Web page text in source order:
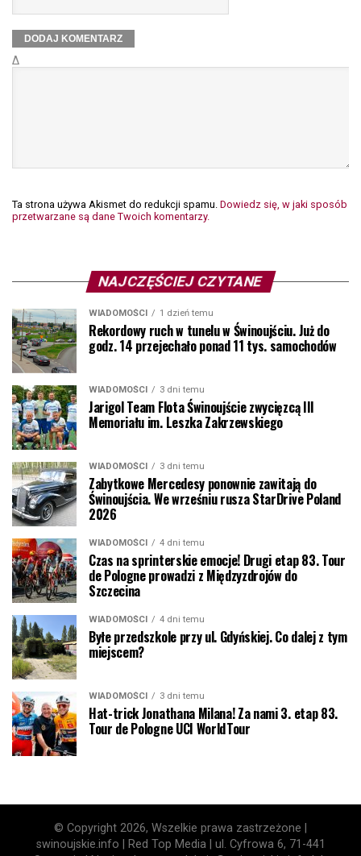
Δ
Ta strona używa Akismet do redukcji spamu. Dowiedz się, w jaki sposób
przetwarzane są dane Twoich komentarzy.
NAJCZĘŚCIEJ CZYTANE
WIADOMOŚCI 1 dzień temu
Rekordowy ruch w tunelu w Świnoujściu. Już do
godz. 14 przejechało ponad 11 tys. samochodów
WIADOMOŚCI 3 dni temu
Jarigol Team Flota Świnoujście zwycięzcą III
Memoriału im. Leszka Zakrzewskiego
WIADOMOŚCI 3 dni temu
Zabytkowe Mercedesy ponownie zawitają do
Świnoujścia. We wrześniu rusza StarDrive Poland
2026
WIADOMOŚCI 4 dni temu
Czas na sprinterskie emocje! Drugi etap 83. Tour
de Pologne prowadzi z Międzyzdrojów do
Szczecina
WIADOMOŚCI 4 dni temu
Byłe przedszkole przy ul. Gdyńskiej. Co dalej z tym
miejscem?
WIADOMOŚCI 3 dni temu
Hat-trick Jonathana Milana! Za nami 3. etap 83.
Tour de Pologne UCI WorldTour
© Copyright 2026, Wszelkie prawa zastrzeżone |
swinoujskie.info | Red Top Media | ul. Cyfrowa 6, 71-441